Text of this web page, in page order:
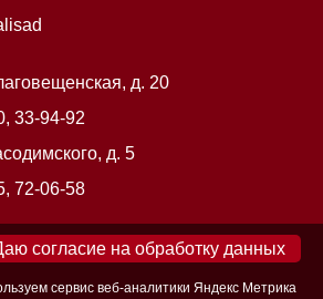
сервис веб-аналитики Яндекс Метрика
д. 20
33-94-92
д. 5
72-06-58